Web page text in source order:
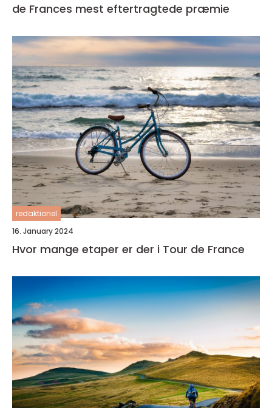
de Frances mest eftertragtede præmie
redaktionel
16. January 2024
Hvor mange etaper er der i Tour de France